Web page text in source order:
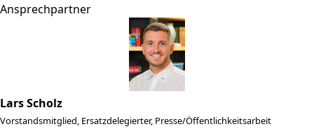
Ansprechpartner
Lars Scholz
Vorstandsmitglied, Ersatzdelegierter, Presse/Öffentlichkeitsarbeit